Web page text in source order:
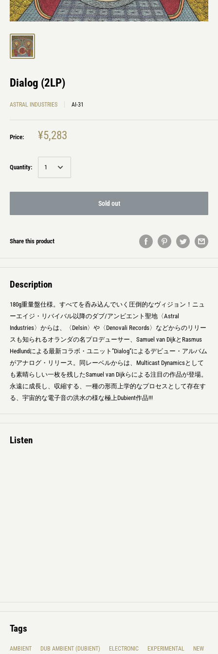
Dialog (2LP)
ASTRAL INDUSTRIES AI-31
Price: ¥5,283
Quantity:
Sold out
Share this product
Description
180g重量盤仕様。すべてを呑み込んでいく圧倒的なヴィジョン！ニュ
ーエイジ・リバイバル以降のダブ/アンビエント聖地〈Astral
Industries〉からは、〈Delsin〉や〈Denovali Records〉などからのリリー
スも知られるオランダの名プロデューサー、Samuel van DijkとRasmus
Hedlundによる最新コラボ・ユニット”Dialog”によるデビュー・アルバム
がアナログ・リリース。同レーベルからは、Multicast Dynamicsとして
も素晴らしい一枚を残したSamuel van Dijkらによる注目の作品が登場。
永遠に成長し、収縮する、一種の形而上学的なプロセスとして存在す
る、宇宙的な電子音の洪水の様な極上Dubient作品!!!
Listen
Tags
AMBIENT DUB AMBIENT (DUBIENT) ELECTRONIC EXPERIMENTAL
NEW